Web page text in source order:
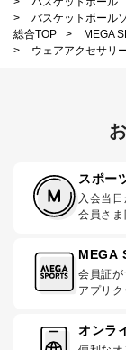
>
バスケットボール
総合TOP
> MEGA
>
ウェアアクセサリ
スポー
入会当
会員さま
MEGA
会員証が
アプリ
オンラ